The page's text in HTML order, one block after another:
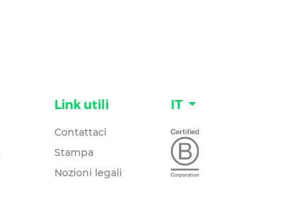
Link utili
Contattaci
Stampa
Nozioni legali
IT